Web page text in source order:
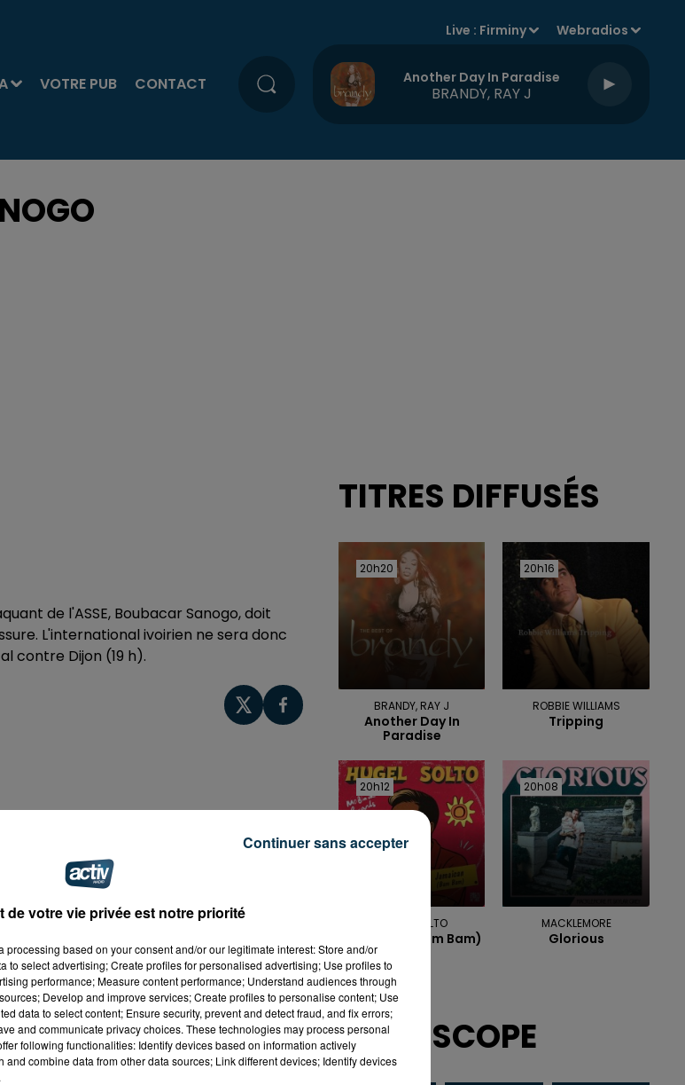
VOTRE PUB CONTACT
Live : Firminy Webradios
Another Day In Paradise
BRANDY, RAY J
de l'ASSE, Boubacar Sanogo, doit
L'international ivoirien ne sera donc
contre Dijon (19 h).
TITRES DIFFUSÉS
20h20
20h20
BRANDY, RAY J
Another Day In
Paradise
20h16
20h16
ROBBIE WILLIAMS
Tripping
20h12
20h12
HUGEL, SOLTO
Jamaican (bam Bam)
20h08
20h08
MACKLEMORE
Glorious
HOROSCOPE
de votre vie privée est notre priorité
processing based on your consent and/or our legitimate interest: Store and/or
to select advertising; Create profiles for personalised advertising; Use profiles to
performance; Measure content performance; Understand audiences through
Develop and improve services; Create profiles to personalise content; Use
data to select content; Ensure security, prevent and detect fraud, and fix errors;
and communicate privacy choices. These technologies may process personal
following functionalities: Identify devices based on information actively
combine data from other data sources; Link different devices; Identify devices
Continuer sans accepter